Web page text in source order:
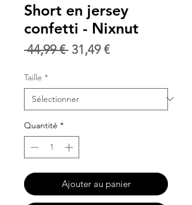
Short en jersey
confetti - Nixnut
44,99 € Prix
31,49 €Prix
Taille *
Quantité *
Ajouter au panier